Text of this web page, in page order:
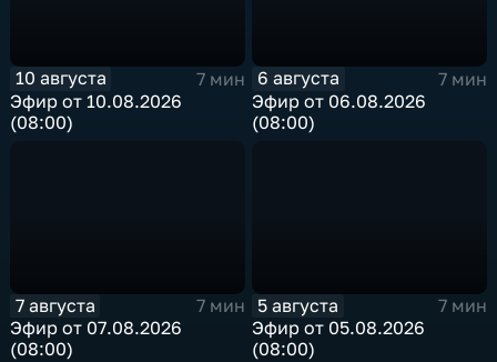
10 августа
7 мин
Эфир от 10.08.2026
(08:00)
6 августа
7 мин
Эфир от 06.08.2026
(08:00)
7 августа
7 мин
Эфир от 07.08.2026
(08:00)
5 августа
7 мин
Эфир от 05.08.2026
(08:00)